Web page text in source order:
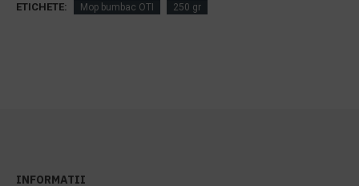
ETICHETE: Mop bumbac OTI 250 gr
INFORMATII